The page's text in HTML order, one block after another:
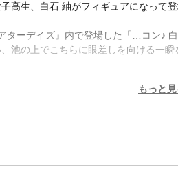
高生、白石 紬がフィギュアになって登
ターデイズ』内で登場した「…コン♪
池の上でこちらに眼差しを向ける一瞬